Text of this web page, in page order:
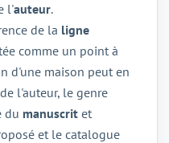
l'auteur.
de la ligne
comme un point à
d'une maison peut en
l'auteur, le genre
du manuscrit et
et le catalogue